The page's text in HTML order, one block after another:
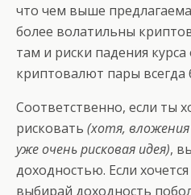
что чем выше
более волатильны
там и риски падения
криптовалют пары всегда
Соответственно, если ты
рисковать (хотя,
уже очень рисковая идея),
доходностью. Если
выбирай доходность